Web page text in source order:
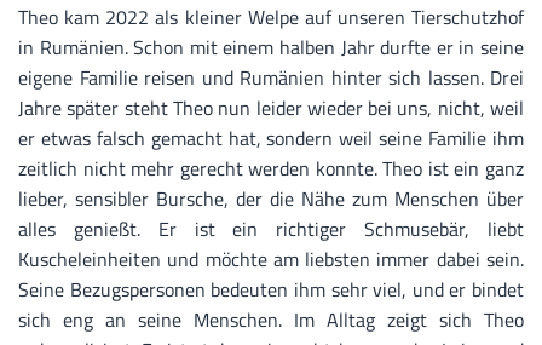
Theo kam 2022 als kleiner Welpe auf unseren Tierschutzhof
in Rumänien. Schon mit einem halben Jahr durfte er in seine
eigene Familie reisen und Rumänien hinter sich lassen. Drei
Jahre später steht Theo nun leider wieder bei uns, nicht, weil
er etwas falsch gemacht hat, sondern weil seine Familie ihm
zeitlich nicht mehr gerecht werden konnte. Theo ist ein ganz
lieber, sensibler Bursche, der die Nähe zum Menschen über
alles genießt. Er ist ein richtiger Schmusebär, liebt
Kuscheleinheiten und möchte am liebsten immer dabei sein.
Seine Bezugspersonen bedeuten ihm sehr viel, und er bindet
sich eng an seine Menschen. Im Alltag zeigt sich Theo